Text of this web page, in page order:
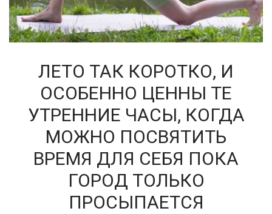
ЛЕТО ТАК КОРОТКО, И
ОСОБЕННО ЦЕННЫ ТЕ
УТРЕННИЕ ЧАСЫ, КОГДА
МОЖНО ПОСВЯТИТЬ
ВРЕМЯ ДЛЯ СЕБЯ ПОКА
ГОРОД ТОЛЬКО
ПРОСЫПАЕТСЯ